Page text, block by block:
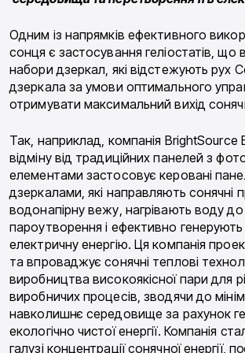
Одним із напрямків ефективного
сонця є застосування геліостатів, що
набори дзеркал, які відстежують рух
дзеркала за умови оптимального
отримувати максимальний вихід
Так, наприклад, компанія BrightSource
відміну від традиційних панелей з
елементами застосовує керовані
дзеркалами, які направляють сонячні
водонапірну вежу, нагрівають воду
пароутворення і ефективно
електричну енергію. Ця компанія
та впроваджує сонячні теплові
виробництва високоякісної пари для
виробничих процесів, зводячи до
навколишнє середовище за рахунок
екологічно чистої енергії. Компанія
галузі концентрації сонячної енергії,